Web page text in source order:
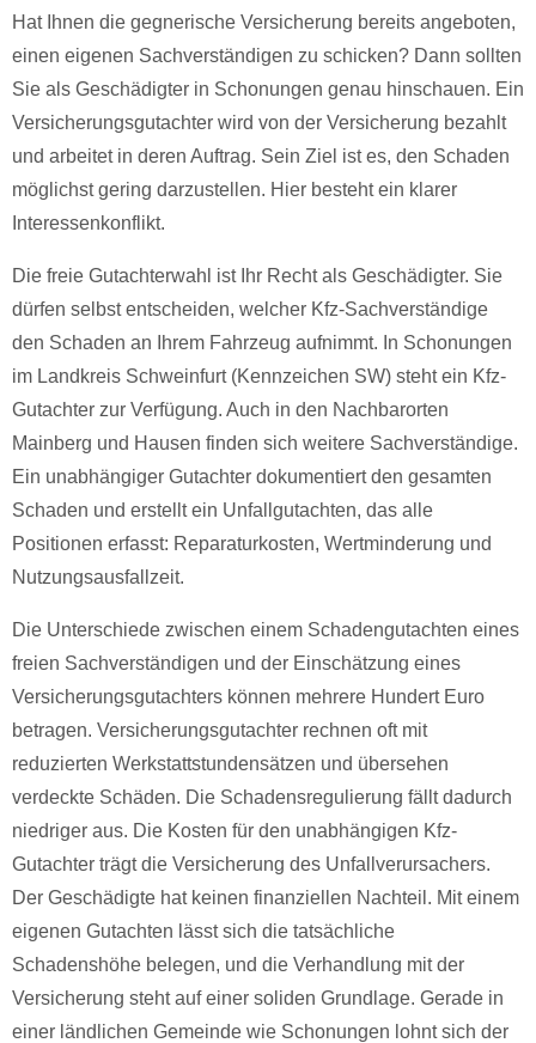
Hat Ihnen die gegnerische Versicherung bereits angeboten,
einen eigenen Sachverständigen zu schicken? Dann sollten
Sie als Geschädigter in Schonungen genau hinschauen. Ein
Versicherungsgutachter wird von der Versicherung bezahlt
und arbeitet in deren Auftrag. Sein Ziel ist es, den Schaden
möglichst gering darzustellen. Hier besteht ein klarer
Interessenkonflikt.
Die freie Gutachterwahl ist Ihr Recht als Geschädigter. Sie
dürfen selbst entscheiden, welcher Kfz-Sachverständige
den Schaden an Ihrem Fahrzeug aufnimmt. In Schonungen
im Landkreis Schweinfurt (Kennzeichen SW) steht ein Kfz-
Gutachter zur Verfügung. Auch in den Nachbarorten
Mainberg und Hausen finden sich weitere Sachverständige.
Ein unabhängiger Gutachter dokumentiert den gesamten
Schaden und erstellt ein Unfallgutachten, das alle
Positionen erfasst: Reparaturkosten, Wertminderung und
Nutzungsausfallzeit.
Die Unterschiede zwischen einem Schadengutachten eines
freien Sachverständigen und der Einschätzung eines
Versicherungsgutachters können mehrere Hundert Euro
betragen. Versicherungsgutachter rechnen oft mit
reduzierten Werkstattstundensätzen und übersehen
verdeckte Schäden. Die Schadensregulierung fällt dadurch
niedriger aus. Die Kosten für den unabhängigen Kfz-
Gutachter trägt die Versicherung des Unfallverursachers.
Der Geschädigte hat keinen finanziellen Nachteil. Mit einem
eigenen Gutachten lässt sich die tatsächliche
Schadenshöhe belegen, und die Verhandlung mit der
Versicherung steht auf einer soliden Grundlage. Gerade in
einer ländlichen Gemeinde wie Schonungen lohnt sich der